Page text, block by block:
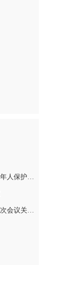
湖南省实施《中华人民共和国未成年人保护法》若干规定
湖南省第十四届人民代表大会第二次会议关于湖南省人民代表大会常务委员会工作报告的决议